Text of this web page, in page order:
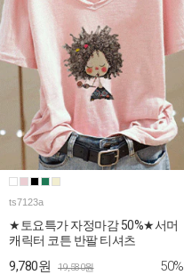
ts7123a
★토요특가 자정마감 50%★서머
캐릭터 코튼 반팔 티셔츠
9,780원 19,580원 50%